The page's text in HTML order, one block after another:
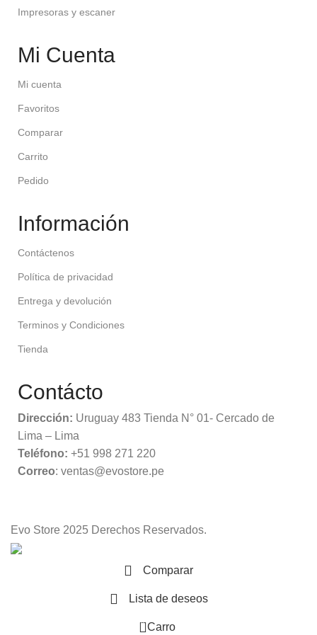
Impresoras y escaner
Mi Cuenta
Mi cuenta
Favoritos
Comparar
Carrito
Pedido
Información
Contáctenos
Política de privacidad
Entrega y devolución
Terminos y Condiciones
Tienda
Contácto
Dirección: Uruguay 483 Tienda N° 01- Cercado de
Lima – Lima
Teléfono: +51 998 271 220
Correo: ventas@evostore.pe
Evo Store 2025 Derechos Reservados.
Comparar
Lista de deseos
0 Carro